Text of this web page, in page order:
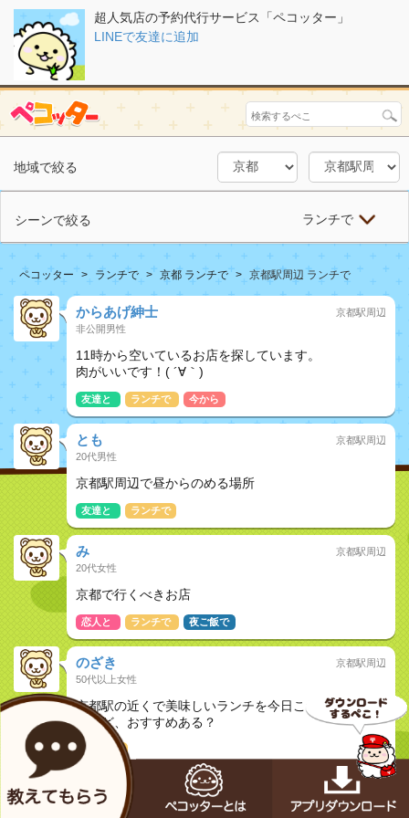
超人気店の予約代行サービス「ペコッター」
LINEで友達に追加
地域で絞る
シーンで絞る ランチで
ペコッター ランチで 京都 ランチで 京都駅周辺 ランチで
からあげ紳士
非公開男性
京都駅周辺
11時から空いているお店を探しています。
肉がいいです！( ´∀｀)
友達と ランチで 今から
とも
20代男性
京都駅周辺
京都駅周辺で昼からのめる場所
友達と ランチで
み
20代女性
京都駅周辺
京都で行くべきお店
恋人と ランチで 夜ご飯で
のざき
50代以上女性
京都駅周辺
京都駅の近くで美味しいランチを今日これから食べた
いけど、おすすめある？
ランチで
ぼーなす
40代男性
京都駅周辺